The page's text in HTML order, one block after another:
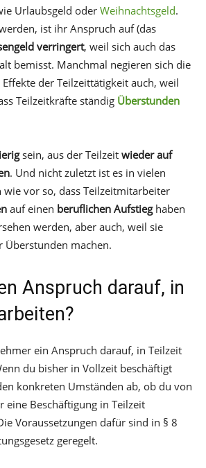
Urlaubsgeld oder Weihnachtsgeld.
ist ihr Anspruch auf (das
verringert, weil sich auch das
bemisst. Manchmal negieren sich die
der Teilzeittätigkeit auch, weil
Teilzeitkräfte ständig Überstunden
sein, aus der Teilzeit wieder auf
. Und nicht zuletzt ist es in vielen
wie vor so, dass Teilzeitmitarbeiter
auf einen beruflichen Aufstieghaben
werden, aber auch, weil sie
machen.
Anspruch darauf, in
ein Anspruch darauf, in Teilzeit
du bisher in Vollzeit beschäftigt
konkreten Umständen ab, ob du von
eine Beschäftigung in Teilzeit
Voraussetzungen dafür sind in § 8
geregelt.